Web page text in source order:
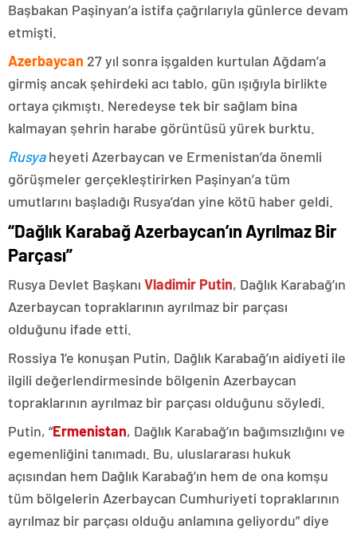
Başbakan Paşinyan’a istifa çağrılarıyla günlerce devam
etmişti.
Azerbaycan 27 yıl sonra işgalden kurtulan Ağdam’a
girmiş ancak şehirdeki acı tablo, gün ışığıyla birlikte
ortaya çıkmıştı. Neredeyse tek bir sağlam bina
kalmayan şehrin harabe görüntüsü yürek burktu.
Rusyaheyeti Azerbaycan ve Ermenistan’da önemli
görüşmeler gerçekleştirirken Paşinyan’a tüm
umutlarını başladığı Rusya’dan yine kötü haber geldi.
“Dağlık Karabağ Azerbaycan’ın Ayrılmaz Bir
Parçası”
Rusya Devlet Başkanı Vladimir Putin, Dağlık Karabağ’ın
Azerbaycan topraklarının ayrılmaz bir parçası
olduğunu ifade etti.
Rossiya 1’e konuşan Putin, Dağlık Karabağ’ın aidiyeti ile
ilgili değerlendirmesinde bölgenin Azerbaycan
topraklarının ayrılmaz bir parçası olduğunu söyledi.
Putin, “Ermenistan, Dağlık Karabağ’ın bağımsızlığını ve
egemenliğini tanımadı. Bu, uluslararası hukuk
açısından hem Dağlık Karabağ’ın hem de ona komşu
tüm bölgelerin Azerbaycan Cumhuriyeti topraklarının
ayrılmaz bir parçası olduğu anlamına geliyordu” diye